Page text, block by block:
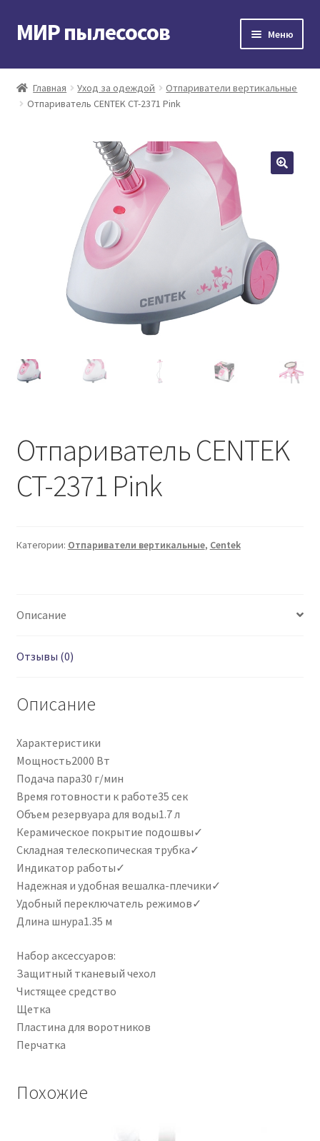
Перейти
к
Перейти
к
МИР пылесосов Меню
Главная
Мой аккаунт
Доставка и оплата
Главная Уход за одеждой
Отпариватели вертикальные
Отпариватель CENTEK CT-2371 Pink
Отпариватель CENTEK
CT-2371 Pink
Категории: Отпариватели вертикальные, Centek
Описание
Отзывы (0)
Описание
Характеристики
Мощность2000 Вт
Подача пара30 г/мин
Время готовности к работе35 сек
Объем резервуара для воды1.7 л
Керамическое покрытие подошвы✓
Складная телескопическая трубка✓
Индикатор работы✓
Надежная и удобная вешалка-плечики✓
Удобный переключатель режимов✓
Длина шнура1.35 м
Набор аксессуаров:
Защитный тканевый чехол
Чистящее средство
Щетка
Пластина для воротников
Перчатка
Похожие